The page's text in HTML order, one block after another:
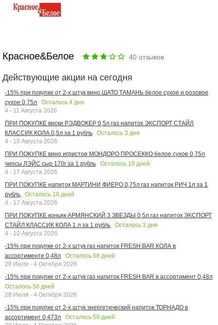
Красное&Белое 40 отзывов
Действующие акции на сегодня
-15% при покупке от 2-х штук вино ШАТО ТАМАНЬ белое сухое и розовое
сухое 0,75л
Осталось 4 дня
4 - 11 Августа 2026
ПРИ ПОКУПКЕ виски РЭДВОКЕР 0,5л газ напиток ЭКСПОРТ СТАЙЛ
КЛАССИК КОЛА 0,5л за 1 рубль
Осталось 3 дня
4 - 10 Августа 2026
ПРИ ПОКУПКЕ вино игристое МОНДОРО ПРОСЕККО белое сухое 0,75л
чипсы ЛЭЙС сыр 170г за 1 рубль
Осталось 10 дней
4 - 17 Августа 2026
ПРИ ПОКУПКЕ напиток МАРТИНИ ФИЕРО 0,75л газ напиток РИЧ 1л за 1
рубль
Осталось 10 дней
4 - 17 Августа 2026
ПРИ ПОКУПКЕ коньяк АРМЯНСКИЙ 3 ЗВЕЗДЫ 0,5л газ напиток ЭКСПОРТ
СТАЙЛ КЛАССИК КОЛА 1 л за 1 рубль
Осталось 3 дня
4 - 10 Августа 2026
-15% при покупке от 2-х штук газ напиток FRESH BAR КОЛА в
ассортименте 0,48л
Осталось 58 дней
28 Июля - 4 Октября 2026
-15% при покупке от 2-х штук газ напиток FRESH BAR в ассортимент 0,48л
Осталось 58 дней
28 Июля - 4 Октября 2026
-15% при покупке от 2-х штук энергетический напиток ТОРНАДО в
ассортимент 0,473л
Осталось 58 дней